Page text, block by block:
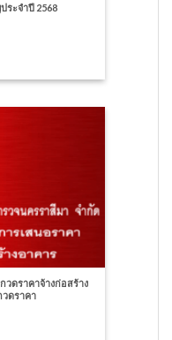
ะจำปี 2568
วดราคาจ้างก่อสร้าง
วดราคา